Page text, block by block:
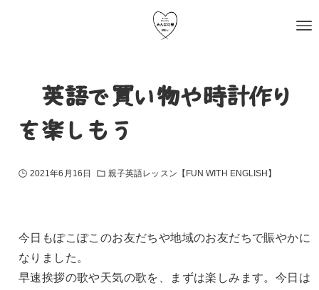
〜英語で買い物や時計作り
を楽しもう〜
2021年6月16日 親子英語レッスン【FUN WITH ENGLISH】
今日もぽこぽこのお友だちや地域のお友だちで賑やかに
なりました。
早速挨拶の歌や天気の歌を、まずは楽しみます。今日は